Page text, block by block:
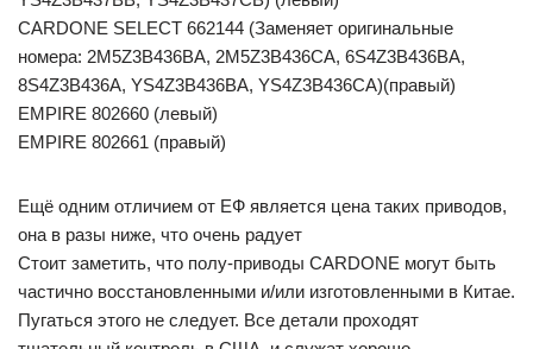
CARDONE SELECT 662144 (Заменяет оригинальные
номера: 2M5Z3B436BA, 2M5Z3B436CA, 6S4Z3B436BA,
8S4Z3B436A, YS4Z3B436BA, YS4Z3B436CA)(правый)
EMPIRE 802660 (левый)
EMPIRE 802661 (правый)
Ещё одним отличием от ЕФ является цена таких приводов,
она в разы ниже, что очень радует
Стоит заметить, что полу-приводы CARDONE могут быть
частично восстановленными и/или изготовленными в Китае.
Пугаться этого не следует. Все детали проходят